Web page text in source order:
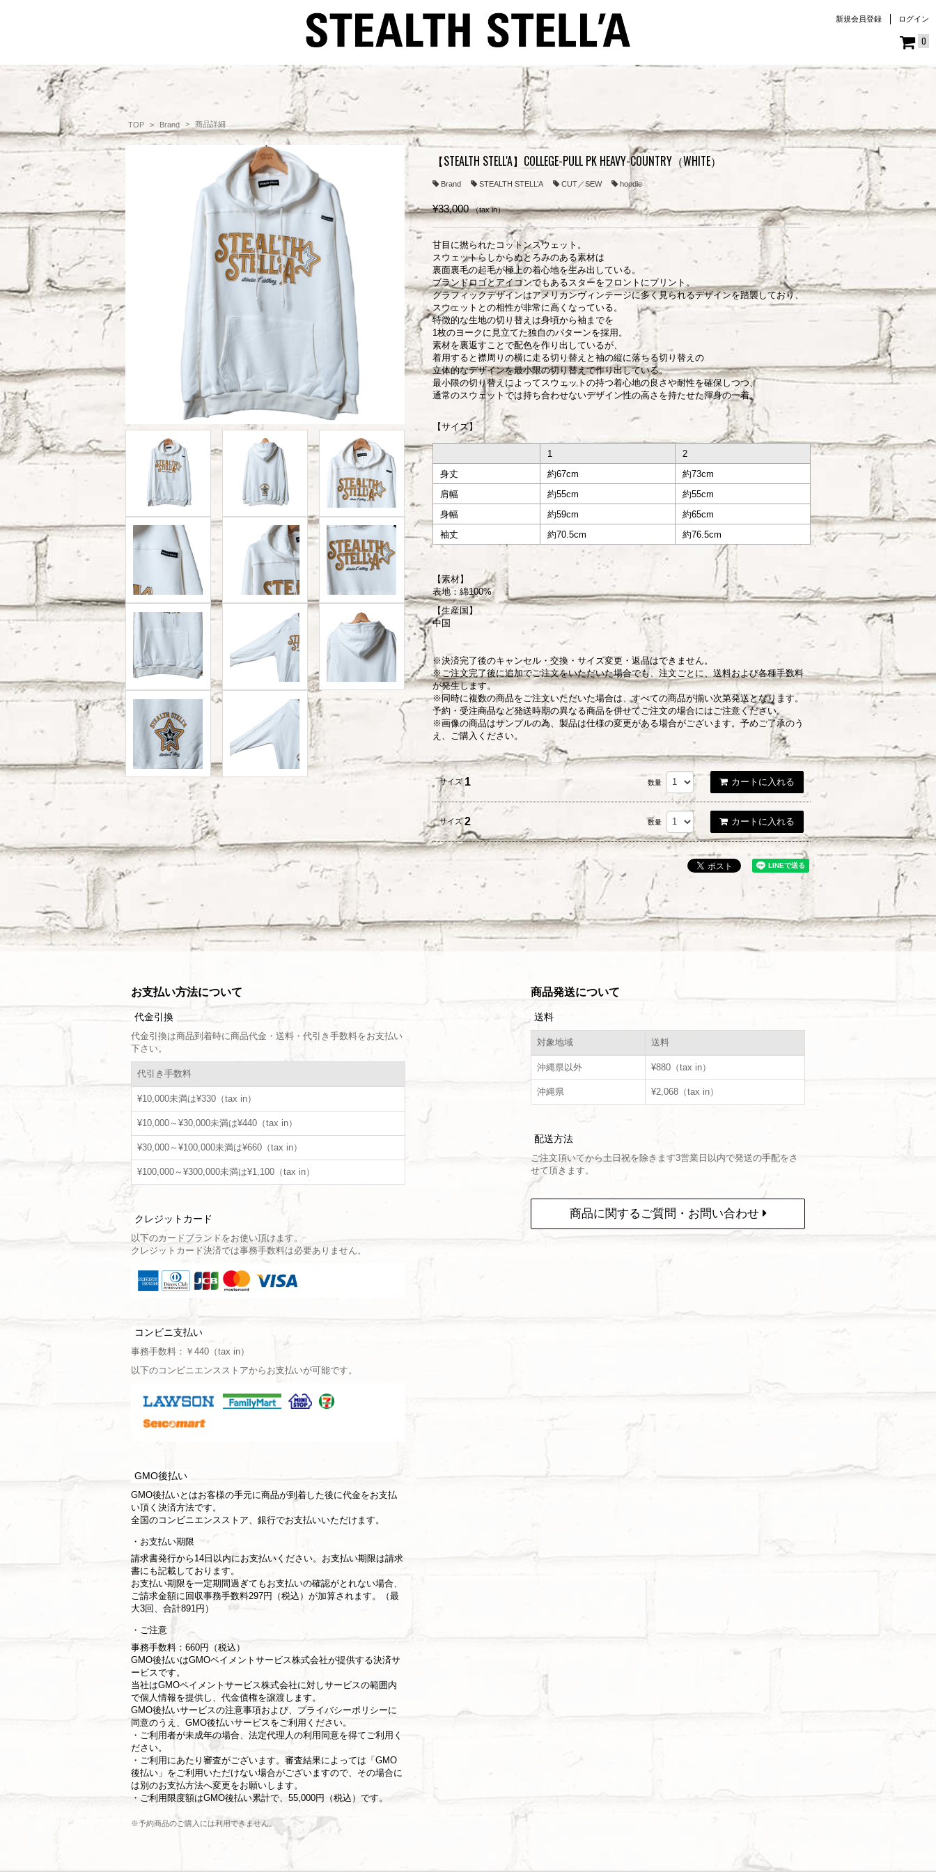
新規会員登録 ログイン
0
TOP Brand 商品詳細
【STEALTH STELL'A】COLLEGE-PULL PK HEAVY-COUNTRY（WHITE）
Brand STEALTH STELL’A CUT／SEW hoodie
¥33,000（tax in）
甘目に撚られたコットンスウェット。
スウェットらしからぬとろみのある素材は
裏面裏毛の起毛が極上の着心地を生み出している。
ブランドロゴとアイコンでもあるスターをフロントにプリント。
グラフィックデザインはアメリカンヴィンテージに多く見られるデザインを踏襲しており、
スウェットとの相性が非常に高くなっている。
特徴的な生地の切り替えは身頃から袖までを
1枚のヨークに見立てた独自のパターンを採用。
素材を裏返すことで配色を作り出しているが、
着用すると襟周りの横に走る切り替えと袖の縦に落ちる切り替えの
立体的なデザインを最小限の切り替えで作り出している。
最小限の切り替えによってスウェットの持つ着心地の良さや耐性を確保しつつ、
​通常のスウェットでは持ち合わせないデザイン性の高さを持たせた渾身の一着。
【サイズ】
1
2
身丈
約67cm
約73cm
肩幅
約55cm
約55cm
身幅
約59cm
約65cm
袖丈
約70.5cm 約76.5cm
【素材】
表地：綿100%
【生産国】
中国
※決済完了後のキャンセル・交換・サイズ変更・返品はできません。
※ご注文完了後に追加でご注文をいただいた場合でも、注文ごとに、送料および各種手数料
が発生します。
※同時に複数の商品をご注文いただいた場合は、すべての商品が揃い次第発送となります。
予約・受注商品など発送時期の異なる商品を併せてご注文の場合にはご注意ください。
※画像の商品はサンプルの為、製品は仕様の変更がある場合がございます。予めご了承のう
え、ご購入ください。
サイズ1 数量 カートに入れる
サイズ 2 数量 カートに入れる
お支払い方法について
代金引換
代金引換は商品到着時に商品代金・送料・代引き手数料をお支払い
下さい。
代引き手数料
¥10,000未満は¥330（tax in）
¥10,000～¥30,000未満は¥440（tax in）
¥30,000～¥100,000未満は¥660（tax in）
¥100,000～¥300,000未満は¥1,100（tax in）
クレジットカード
以下のカードブランドをお使い頂けます。
クレジットカード決済では事務手数料は必要ありません。
コンビニ支払い
事務手数料：￥440（tax in）
以下のコンビニエンスストアからお支払いが可能です。
GMO後払い
GMO後払いとはお客様の手元に商品が到着した後に代金をお支払
い頂く決済方法です。
全国のコンビニエンスストア、銀行でお支払いいただけます。
お支払い期限
請求書発行から14日以内にお支払いください。お支払い期限は請求
書にも記載しております。
お支払い期限を一定期間過ぎてもお支払いの確認がとれない場合、
ご請求金額に回収事務手数料297円（税込）が加算されます。（最
大3回、合計891円）
ご注意
事務手数料：660円（税込）
GMO後払いはGMOペイメントサービス株式会社が提供する決済サ
ービスです。
当社はGMOペイメントサービス株式会社に対しサービスの範囲内
で個人情報を提供し、代金債権を譲渡します。
GMO後払いサービスの注意事項および、 プライバシーポリシーに
同意のうえ、GMO後払いサービスをご利用ください。
・ご利用者が未成年の場合、法定代理人の利用同意を得てご利用く
ださい。
・ご利用にあたり審査がございます。審査結果によっては「GMO
後払い」をご利用いただけない場合がございますので、その場合に
は別のお支払方法へ変更をお願いします。
・ご利用限度額はGMO後払い累計で、55,000円（税込）です。
※予約商品のご購入には利用できません。
商品発送について
送料
対象地域 送料
沖縄県以外 ¥880（tax in）
沖縄県 ¥2,068（tax in）
配送方法
ご注文頂いてから土日祝を除きます3営業日以内で発送の手配をさ
せて頂きます。
商品に関するご質問・お問い合わせ